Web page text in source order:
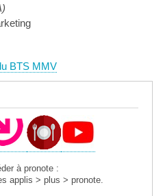
BTS MMV
à pronote :
applis > plus > pronote.